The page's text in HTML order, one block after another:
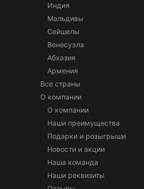
Индия
Мальдивы
Сейшелы
Венесуэла
Абхазия
Армения
Все страны
О компании
О компании
Наши преимущества
Подарки и розыгрыши
Новости и акции
Наша команда
Наши реквизиты